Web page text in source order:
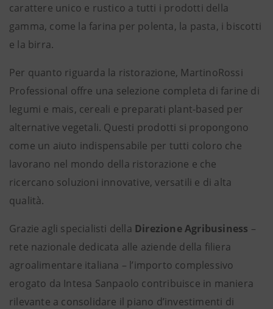
carattere unico e rustico a tutti i prodotti della
gamma, come la farina per polenta, la pasta, i biscotti
e la birra.
Per quanto riguarda la ristorazione, MartinoRossi
Professional offre una selezione completa di farine di
legumi e mais, cereali e preparati plant-based per
alternative vegetali. Questi prodotti si propongono
come un aiuto indispensabile per tutti coloro che
lavorano nel mondo della ristorazione e che
ricercano soluzioni innovative, versatili e di alta
qualità.
Grazie agli specialisti della Direzione Agribusiness –
rete nazionale dedicata alle aziende della filiera
agroalimentare italiana – l’importo complessivo
erogato da Intesa Sanpaolo contribuisce in maniera
rilevante a consolidare il piano d’investimenti di